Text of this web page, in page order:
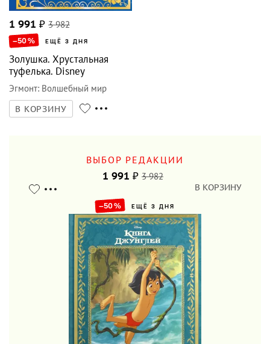
1 991 ₽ 3 982
–50% ЕЩЁ 3 ДНЯ
Золушка. Хрустальная
туфелька. Disney
Эгмонт: Волшебный мир
В КОРЗИНУ
ВЫБОР РЕДАКЦИИ
В КОРЗИНУ
1 991 ₽ 3 982
–50% ЕЩЁ 3 ДНЯ